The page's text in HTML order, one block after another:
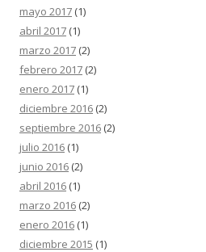
mayo 2017 (1)
abril 2017 (1)
marzo 2017 (2)
febrero 2017 (2)
enero 2017 (1)
diciembre 2016 (2)
septiembre 2016 (2)
julio 2016 (1)
junio 2016 (2)
abril 2016 (1)
marzo 2016 (2)
enero 2016 (1)
diciembre 2015 (1)